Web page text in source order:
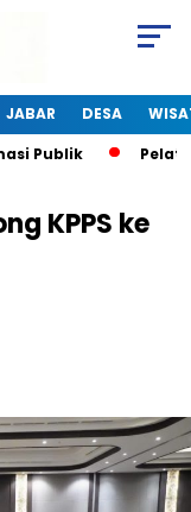
JABAR DESA
Pelatihan
KPPS ke